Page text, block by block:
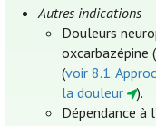
Autres indications
Douleurs
oxcarbazépine (
(voir 8.1.
la douleur
).
Dépendance à